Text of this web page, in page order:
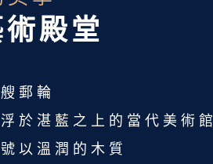
殿堂
郵輪
於湛藍之上的當代美術館
以溫潤的木質